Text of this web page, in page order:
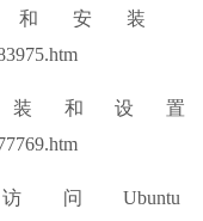
置和安装
和设置
问Ubuntu